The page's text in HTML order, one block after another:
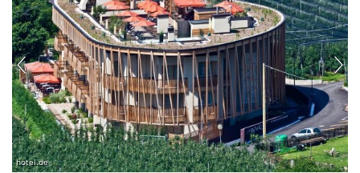
hotel.de